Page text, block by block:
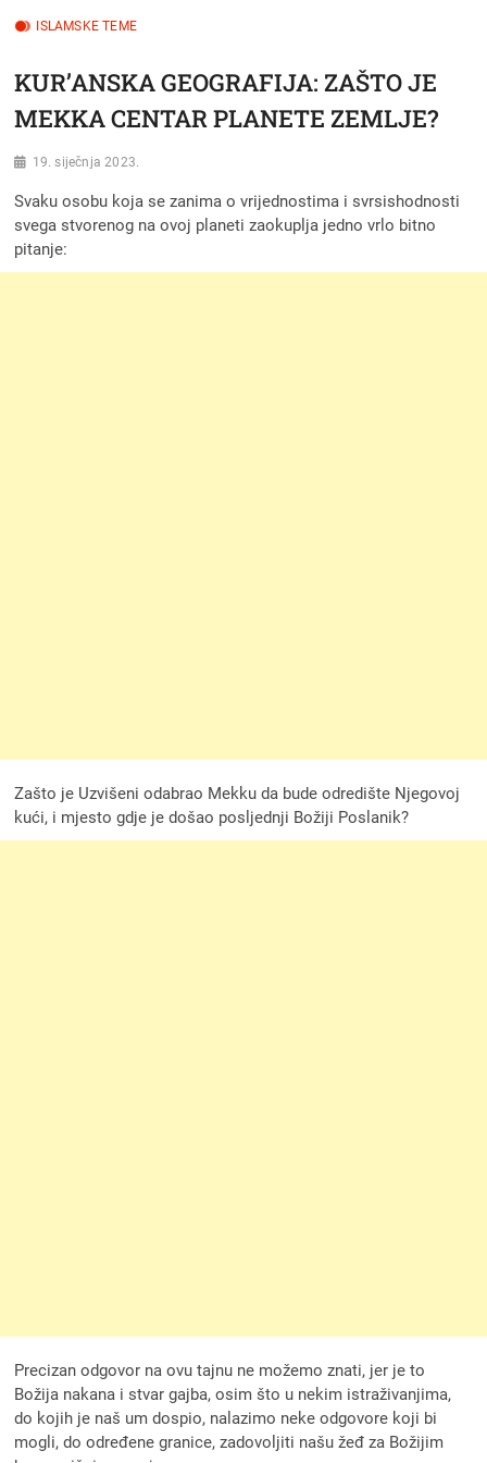
ISLAMSKE TEME
KUR’ANSKA GEOGRAFIJA: ZAŠTO JE
MEKKA CENTAR PLANETE ZEMLJE?
19. siječnja 2023.
Svaku osobu koja se zanima o vrijednostima i svrsishodnosti
svega stvorenog na ovoj planeti zaokuplja jedno vrlo bitno
pitanje:
Zašto je Uzvišeni odabrao Mekku da bude odredište Njegovoj
kući, i mjesto gdje je došao posljednji Božiji Poslanik?
Precizan odgovor na ovu tajnu ne možemo znati, jer je to
Božija nakana i stvar gajba, osim što u nekim istraživanjima,
do kojih je naš um dospio, nalazimo neke odgovore koji bi
mogli, do određene granice, zadovoljiti našu žeđ za Božijim